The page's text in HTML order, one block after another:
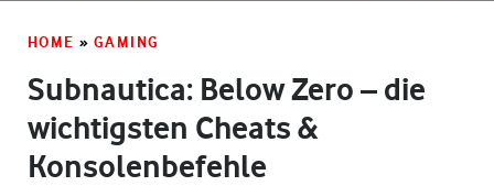
HOME » GAMING
Subnautica: Below Zero – die
wichtigsten Cheats &
Konsolenbefehle